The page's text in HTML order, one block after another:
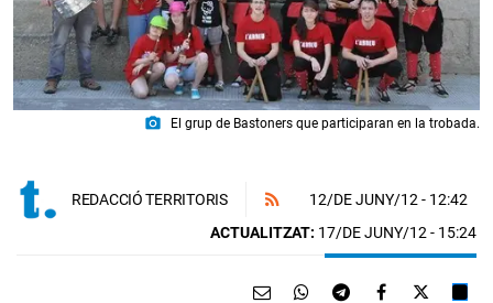
photo_camera El grup de Bastoners que participaran en la trobada.
REDACCIÓ TERRITORIS 12/DE JUNY/12 - 12:42
ACTUALITZAT: 17/DE JUNY/12 - 15:24